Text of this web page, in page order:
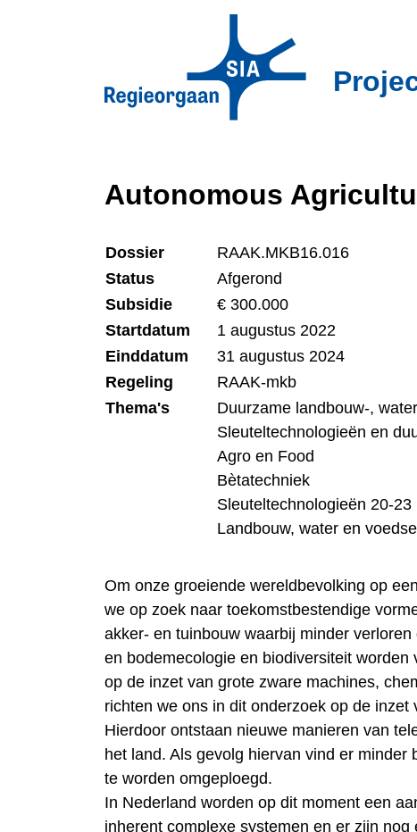
Autonomous
Dossier
RAAK.MKB16.016
Status
Afgerond
Subsidie
€ 300.000
Startdatum
1 augustus 2022
Einddatum
31 augustus 2024
Regeling
RAAK-mkb
Thema's
Duurzame landbouw-,
Sleuteltechnologieën en
Agro en Food
Bètatechniek
Sleuteltechnologieën 20-23
Landbouw, water en
Om onze groeiende wereldbevolking op
we op zoek naar toekomstbestendige
akker- en tuinbouw waarbij minder
en bodemecologie en biodiversiteit
op de inzet van grote zware machines,
richten we ons in dit onderzoek op de
Hierdoor ontstaan nieuwe manieren van
het land. Als gevolg hiervan vind er
te worden omgeploegd.
In Nederland worden op dit moment een
inherent complexe systemen en er zijn